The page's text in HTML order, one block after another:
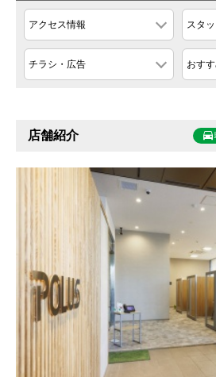
アクセス情報 スタ
チラシ・広告 おす
店舗紹介